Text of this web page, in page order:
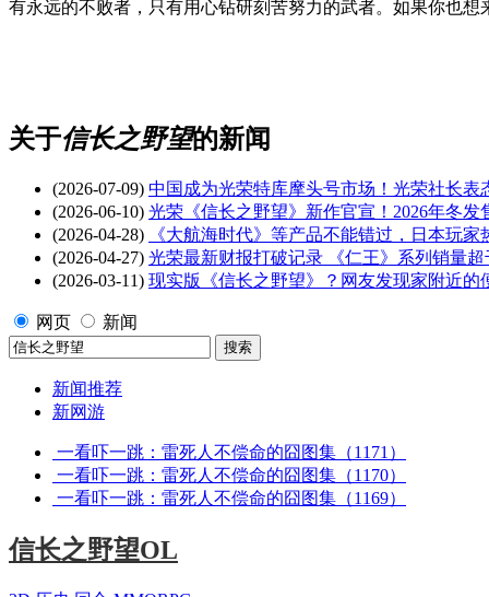
有永远的不败者，只有用心钻研刻苦努力的武者。如果你也
关于信长之野望的新闻
(2026-07-09) 中国成为光荣特库摩头号市场！光荣社长表
(2026-06-10) 光荣《信长之野望》新作官宣！2026年冬发
(2026-04-28)
《大航海时代》等产品不能错过，日本玩
(2026-04-27) 光荣最新财报打破记录 《仁王》系列销量超
(2026-03-11) 现实版《信长之野望》？网友发现家附近的
网页 新闻
新闻推荐
新网游
一看吓一跳：雷死人不偿命的囧图集（1171）
一看吓一跳：雷死人不偿命的囧图集（1170）
一看吓一跳：雷死人不偿命的囧图集（1169）
信长之野望OL